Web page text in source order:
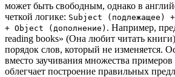
может быть свободным, однако в
четкой логике: Subject (подлежащее)
+ Object (дополнение) . Например,
reading books» (Она любит читать
порядок слов, который не изменяется.
вместо заучивания множества примеров
облегчает построение правильных